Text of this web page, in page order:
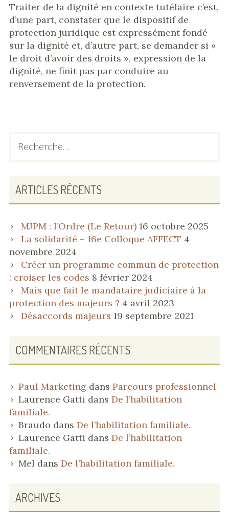
Traiter de la dignité en contexte tutélaire c’est,
d’une part, constater que le dispositif de
protection juridique est expressément fondé
sur la dignité et, d’autre part, se demander si «
le droit d’avoir des droits », expression de la
dignité, ne finit pas par conduire au
renversement de la protection.
BARRE
ARTICLES RÉCENTS
MJPM : l’Ordre (Le Retour) 16 octobre 2025
La solidarité – 16e Colloque AFFECT 4
novembre 2024
Créer un programme commun de protection
: croiser les codes 8 février 2024
Mais que fait le mandataire judiciaire à la
protection des majeurs ? 4 avril 2023
Désaccords majeurs 19 septembre 2021
COMMENTAIRES RÉCENTS
Paul Marketingdans Parcours professionnel
Laurence Gatti dans De l’habilitation
familiale.
Braudo dans De l’habilitation familiale.
Laurence Gatti dans De l’habilitation
familiale.
Mel dans De l’habilitation familiale.
ARCHIVES